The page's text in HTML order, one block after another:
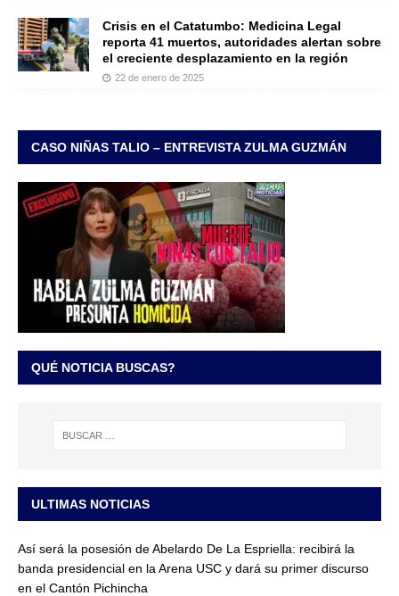
Crisis en el Catatumbo: Medicina Legal
reporta 41 muertos, autoridades alertan sobre
el creciente desplazamiento en la región
22 de enero de 2025
CASO NIÑAS TALIO – ENTREVISTA ZULMA GUZMÁN
QUÉ NOTICIA BUSCAS?
ULTIMAS NOTICIAS
Así será la posesión de Abelardo De La Espriella: recibirá la
banda presidencial en la Arena USC y dará su primer discurso
en el Cantón Pichincha